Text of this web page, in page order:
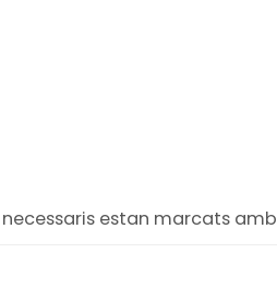
necessaris estan marcats amb